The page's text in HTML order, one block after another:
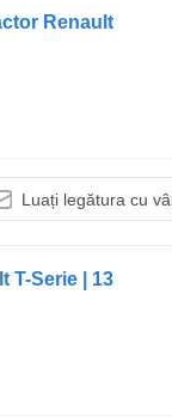
Renault
Luați legătura cu
T-Serie | 13